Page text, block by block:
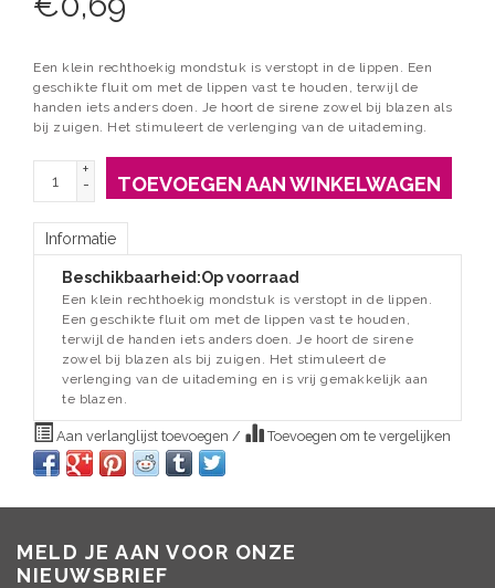
Een klein rechthoekig mondstuk is verstopt in de lippen. Een
geschikte fluit om met de lippen vast te houden, terwijl de
handen iets anders doen. Je hoort de sirene zowel bij blazen als
bij zuigen. Het stimuleert de verlenging van de uitademing.
+
-
TOEVOEGEN AAN WINKELWAGEN
Informatie
Beschikbaarheid:Op voorraad
Een klein rechthoekig mondstuk is verstopt in de lippen.
Een geschikte fluit om met de lippen vast te houden,
terwijl de handen iets anders doen. Je hoort de sirene
zowel bij blazen als bij zuigen. Het stimuleert de
verlenging van de uitademing en is vrij gemakkelijk aan
te blazen.
Aan verlanglijst toevoegen / Toevoegen om te vergelijken
MELD JE AAN VOOR ONZE
NIEUWSBRIEF